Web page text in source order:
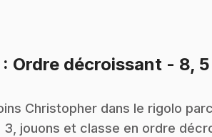
: Ordre décroissant - 8,
Christopher dans le rigolo
3, jouons et classe en ordre